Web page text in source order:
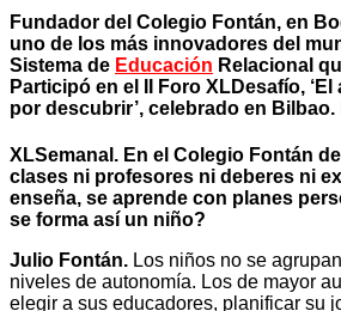
Fundador del Colegio Fontán, en
uno de los más innovadores del
Sistema de Educación Relacional
Participó en el II Foro XLDesafío,
por descubrir’, celebrado en Bilbao.
XLSemanal. En el Colegio Fontán
clases ni profesores ni deberes ni
enseña, se aprende con planes
se forma así un niño?
Julio Fontán. Los niños no se
niveles de autonomía. Los de mayor
elegir a sus educadores, planificar su